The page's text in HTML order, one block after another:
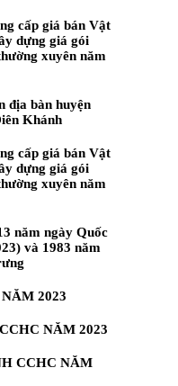
cấp giá bán Vật
dựng giá gói
xuyên năm
địa bàn huyện
Khánh
cấp giá bán Vật
dựng giá gói
xuyên năm
năm ngày Quốc
và 1983 năm
2023
NĂM 2023
CCHC NĂM